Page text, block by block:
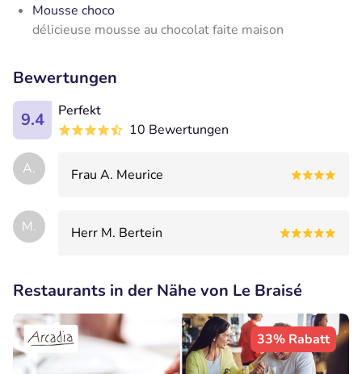
Mousse choco
délicieuse mousse au chocolat faite maison
Bewertungen
9.4
Perfekt
10 Bewertungen
A. Frau A. Meurice
M. Herr M. Bertein
Restaurants in der Nähe von Le Braisé
33% Rabatt